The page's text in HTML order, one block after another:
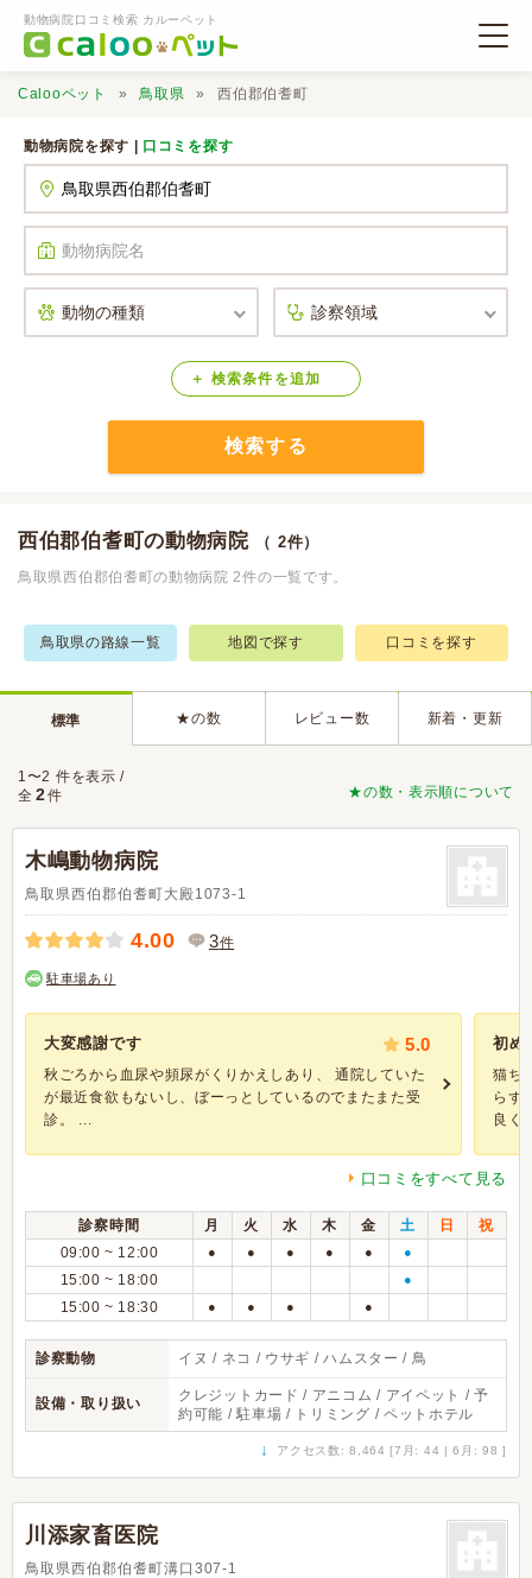
動物病院口コミ検索 カルーペット
口コミ検索
Calooペットとは？
Calooペット 鳥取県 西伯郡伯耆町
動物病院を探す | 口コミを探す
検索条件 を追加
検索する
西伯郡伯耆町の動物病院 （ 2件）
鳥取県西伯郡伯耆町の動物病院 2件の一覧です。
鳥取県の路線一覧 地図で探す 口コミを探す
標準 ★の数 レビュー数 新着・更新
★の数・表示順について
1〜2 件を表示 /
全 2件
木嶋動物病院
鳥取県西伯郡伯耆町大殿1073-1
4.00 3件
駐車場あり
大変感謝です 5.0
秋ごろから血尿や頻尿がくりかえしあり、 通院していた
が最近食欲もないし、ぼーっとしているのでまたまた受
診。 ...
初め
猫ち
らず
良く
口コミをすべて見る
診察時間 月 火 水 木 金 土 日
祝
09:00 ~ 12:00
● ● ● ● ● ●
15:00 ~ 18:00 ●
15:00 ~ 18:30 ● ● ● ●
診察動物 イヌ / ネコ / ウサギ / ハムスター / 鳥
設備・取り扱い
クレジットカード / アニコム / アイペット / 予
約可能 / 駐車場 / トリミング / ペットホテル
↓ アクセス数: 8,464 [7月: 44 | 6月: 98 ]
川添家畜医院
鳥取県西伯郡伯耆町溝口307-1